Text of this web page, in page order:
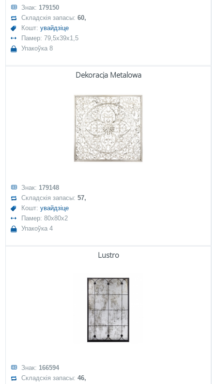
Знак: 179150
Складскія запасы:60,
Кошт:увайдзіце
Памер: 79,5x39x1,5
Упакоўка 8
Dekoracja Metalowa
Знак: 179148
Складскія запасы:57,
Кошт:увайдзіце
Памер: 80x80x2
Упакоўка 4
Lustro
Знак: 166594
Складскія запасы:46,